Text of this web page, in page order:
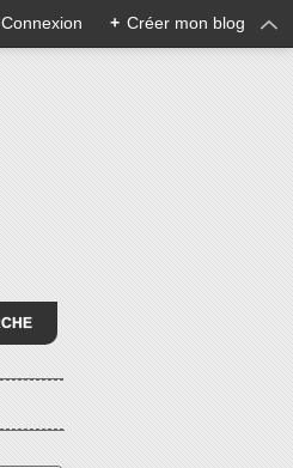
Connexion + Créer mon blog